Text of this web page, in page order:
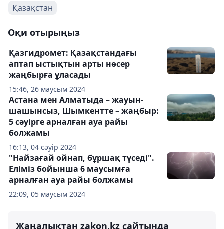
Қазақстан
Оқи отырыңыз
15:46, 26 маусым 2024
Қазгидромет: Қазақстандағы
аптап ыстықтын арты нөсер
жаңбырға ұласады
16:13, 04 сәуір 2024
Астана мен Алматыда – жауын-
шашынсыз, Шымкентте – жаңбыр:
5 сәуірге арналған ауа райы
болжамы
22:09, 05 маусым 2024
"Найзағай ойнап, бұршақ түседі".
Еліміз бойынша 6 маусымға
арналған ауа райы болжамы
Жаңалықтан zakon.kz сайтында